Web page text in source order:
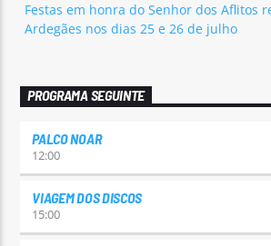
Festas em honra do Senhor dos Aflitos
Ardegães nos dias 25 e 26 de julho
PROGRAMA SEGUINTE
PALCO NOAR
12:00
VIAGEM DOS DISCOS
15:00